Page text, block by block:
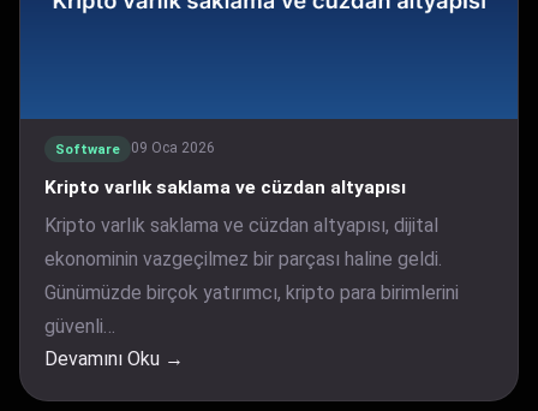
Software 09 Oca 2026
Kripto varlık saklama ve cüzdan altyapısı
Kripto varlık saklama ve cüzdan altyapısı, dijital
ekonominin vazgeçilmez bir parçası haline geldi.
Günümüzde birçok yatırımcı, kripto para birimlerini
güvenli…
Devamını Oku →